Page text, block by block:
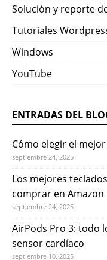
Solución y reporte
Tutoriales
Windows
YouTube
ENTRADAS DEL
Cómo elegir el
septiembre 24, 2025
Los mejores
comprar en Amazon
septiembre 24, 2025
AirPods Pro 3: todo
sensor cardíaco
septiembre 10, 2025